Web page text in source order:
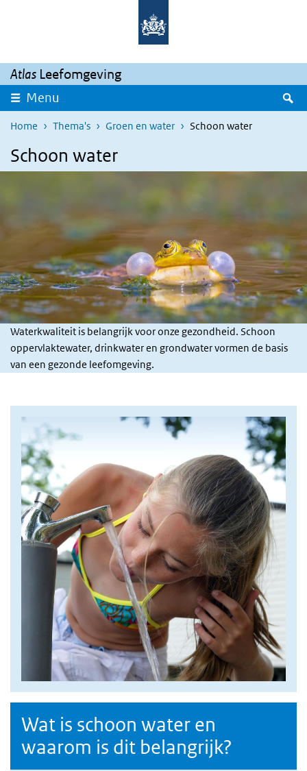
Overslaan en naar de inhoud gaan
Atlas Leefomgeving
Menu
Home Thema's Groen en water Schoon water
Schoon water
Waterkwaliteit is belangrijk voor onze gezondheid. Schoon
oppervlaktewater, drinkwater en grondwater vormen de basis
van een gezonde leefomgeving.
Afbeelding drinkwater
Wat is schoon water en
waarom is dit belangrijk?